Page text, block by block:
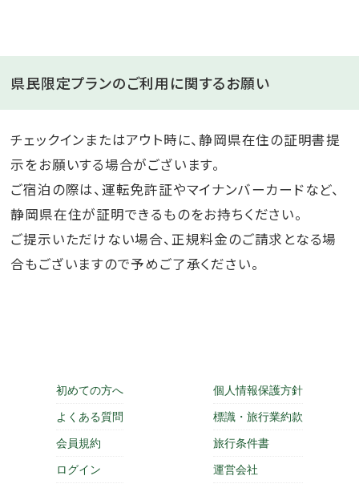
県民限定プランのご利用に関するお願い
チェックインまたはアウト時に、静岡県在住の証明書提
示をお願いする場合がございます。
ご宿泊の際は、運転免許証やマイナンバーカードなど、
静岡県在住が証明できるものをお持ちください。
ご提示いただけない場合、正規料金のご請求となる場
合もございますので予めご了承ください。
初めての方へ
よくある質問
会員規約
ログイン
個人情報保護方針
標識・旅行業約款
旅行条件書
運営会社